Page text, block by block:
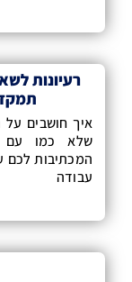
רעיונות
איך חושבים
שלא כמו עם
המכתיבות לכם
עבודה